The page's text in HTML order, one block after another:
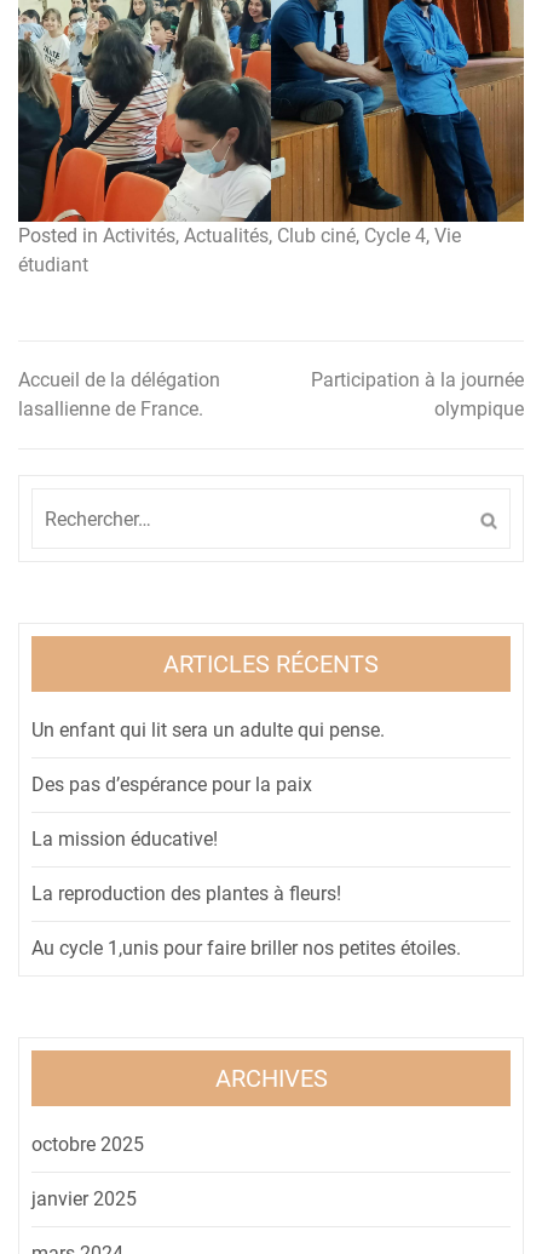
Posted in Activités, Actualités, Club ciné, Cycle 4, Vie
étudiant
Navigation
Accueil de la délégation
lasallienne de France.
Participation à la journée
olympique
ARTICLES RÉCENTS
Un enfant qui lit sera un adulte qui pense.
Des pas d’espérance pour la paix
La mission éducative!
La reproduction des plantes à fleurs!
Au cycle 1,unis pour faire briller nos petites étoiles.
ARCHIVES
octobre 2025
janvier 2025